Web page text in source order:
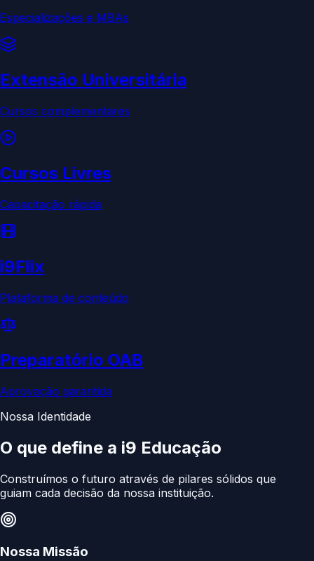
Especializações e MBAs
Extensão Universitária
Cursos complementares
Cursos Livres
Capacitação rápida
i9Flix
Plataforma de conteúdo
Preparatório OAB
Aprovação garantida
Nossa Identidade
O que define a i9 Educação
Construímos o futuro através de pilares sólidos que
guiam cada decisão da nossa instituição.
Nossa Missão